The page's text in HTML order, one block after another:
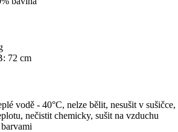
72 cm
vodě - 40°C, nelze bělit, nesušit v sušičce,
nečistit chemicky, sušit na vzduchu